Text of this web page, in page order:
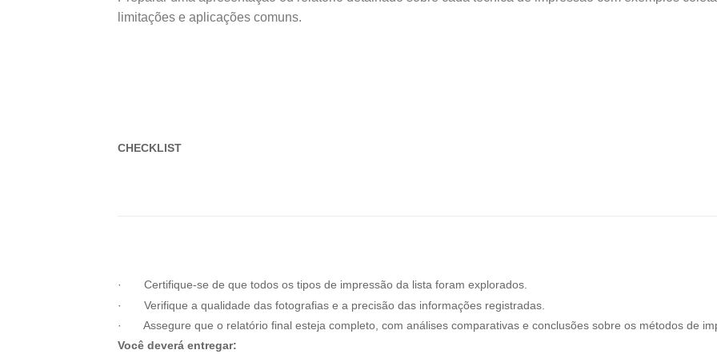
limitações e aplicações comuns.
CHECKLIST
· Certifique-se de que todos os tipos de impressão da lista foram explorados.
· Verifique a qualidade das fotografias e a precisão das informações registradas.
· Assegure que o relatório final esteja completo, com análises comparativas e conclusões sobre os métodos de
Você deverá entregar: